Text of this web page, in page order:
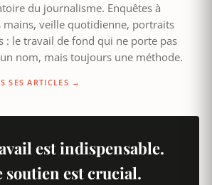
du journalisme. Enquêtes à
mains, veille quotidienne, portraits
: le travail de fond qui ne porte pas
nom, mais toujours une méthode.
SES ARTICLES →
est indispensable.
soutien est crucial.